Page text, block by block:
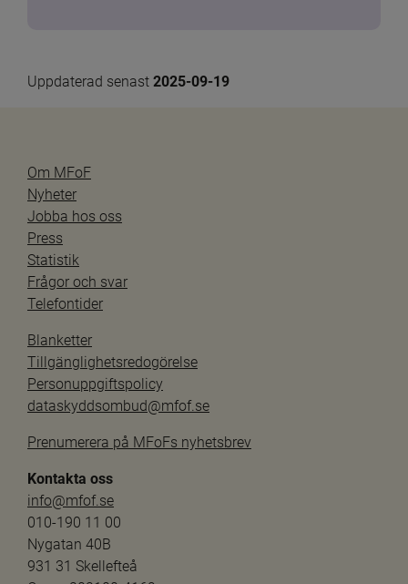
Uppdaterad senast 2025-09-19
Om MFoF
Nyheter
Jobba hos oss
Press
Statistik
Frågor och svar
Telefontider
Blanketter
Tillgänglighetsredogörelse
Personuppgiftspolicy
dataskyddsombud@mfof.se
Prenumerera på MFoFs nyhetsbrev
Kontakta oss
info@mfof.se
010-190 11 00
Nygatan 40B
931 31 Skellefteå